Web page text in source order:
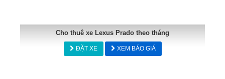
Cho thuê xe Lexus Prado theo tháng
ĐẶT XE XEM BÁO GIÁ